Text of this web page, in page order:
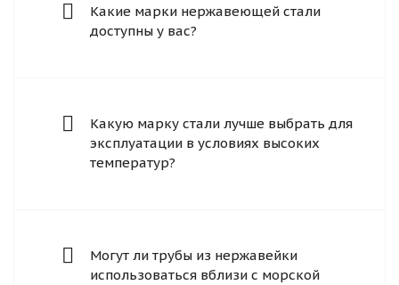
Какие марки нержавеющей стали
доступны у вас?
Какую марку стали лучше выбрать для
эксплуатации в условиях высоких
температур?
Могут ли трубы из нержавейки
использоваться вблизи с морской